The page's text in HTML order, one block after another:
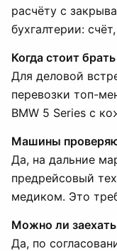
расчёту с
бухгалтерии:
Когда стоит
Для деловой
перевозки топ-
BMW 5 Series с
Машины
Да, на дальние
предрейсовый
медиком. Это
Можно ли
Да, по